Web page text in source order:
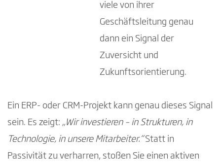
viele von ihrer
Geschäftsleitung genau
dann ein Signal der
Zuversicht und
Zukunftsorientierung.
Ein ERP- oder CRM-Projekt kann genau dieses Signal
sein. Es zeigt: „Wir investieren – in Strukturen, in
Technologie, in unsere Mitarbeiter.“Statt in
Passivität zu verharren, stoßen Sie einen aktiven